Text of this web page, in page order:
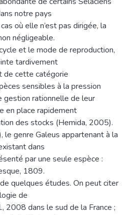
notre pays
où elle n’est pas dirigée, la
négligeable.
et le mode de reproduction,
tardivement
de cette catégorie
sensibles à la pression
gestion rationnelle de leur
en place rapidement
des stocks (Hemida, 2005).
le genre Galeus appartenant à la
dans
par une seule espèce :
1809.
quelques études. On peut citer
de
2008 dans le sud de la France ;